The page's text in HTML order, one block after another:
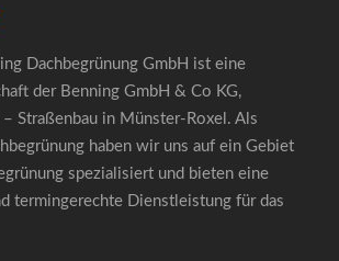
Dachbegrünung GmbH ist eine
der Benning GmbH & Co KG,
– Straßenbau in Münster-Roxel. Als
haben wir uns auf ein Gebiet
spezialisiert und bieten eine
termingerechte Dienstleistung für das